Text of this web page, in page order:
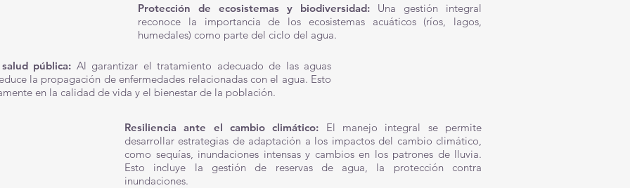
Protección de ecosistemas y biodiversidad: Una gestión integral
reconoce la importancia de los ecosistemas acuáticos (ríos, lagos,
humedales) como parte del ciclo del agua.
pública: Al garantizar el tratamiento adecuado de las aguas
la propagación de enfermedades relacionadas con el agua. Esto
en la calidad de vida y el bienestar de la población.
Resiliencia ante el cambio climático: El manejo integral se permite
desarrollar estrategias de adaptación a los impactos del cambio climático,
como sequías, inundaciones intensas y cambios en los patrones de lluvia.
Esto incluye la gestión de reservas de agua, la protección contra
inundaciones.